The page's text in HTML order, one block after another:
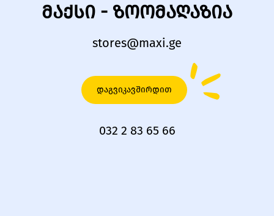
მაქსი - ზოომაღაზია
stores@maxi.ge
დაგვიკავშირდით
032 2 83 65 66